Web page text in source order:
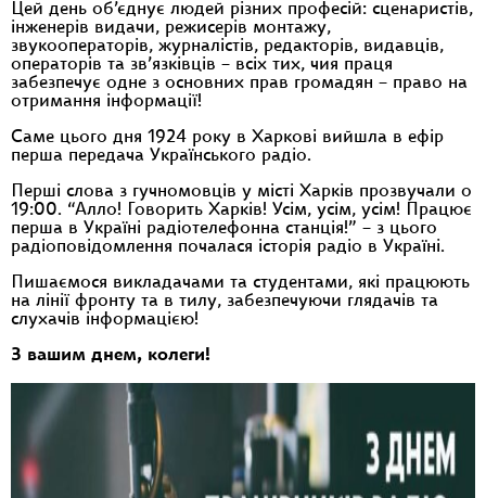
Цей день об’єднує людей різних професій: сценаристів,
інженерів видачи, режисерів монтажу,
звукооператорів, журналістів, редакторів, видавців,
операторів та зв’язківців – всіх тих, чия праця
забезпечує одне з основних прав громадян – право на
отримання інформації!
Саме цього дня 1924 року в Харкові вийшла в ефір
перша передача Українського радіо.
Перші слова з гучномовців у місті Харків прозвучали о
19:00. “Алло! Говорить Харків! Усім, усім, усім! Працює
перша в Україні радіотелефонна станція!” – з цього
радіоповідомлення почалася історія радіо в Україні.
Пишаємося викладачами та студентами, які працюють
на лінії фронту та в тилу, забезпечуючи глядачів та
слухачів інформацією!
З вашим днем, колеги!